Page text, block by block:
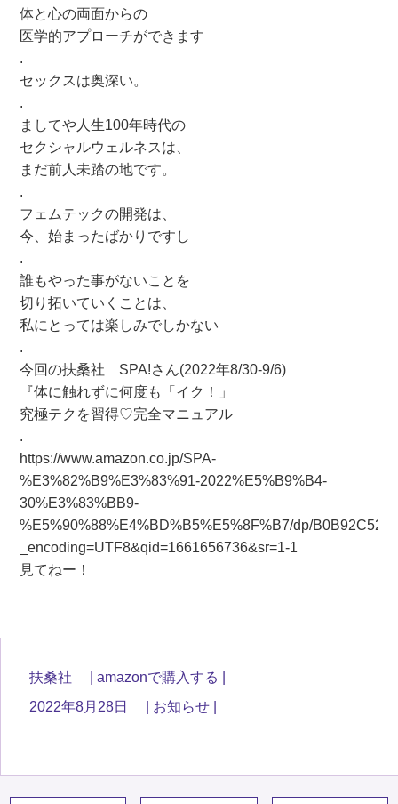
体と心の両面からの
医学的アプローチができます
.
セックスは奥深い。
.
ましてや人生100年時代の
セクシャルウェルネスは、
まだ前人未踏の地です。
.
フェムテックの開発は、
今、始まったばかりですし
.
誰もやった事がないことを
切り拓いていくことは、
私にとっては楽しみでしかない
.
今回の扶桑社 SPA!さん(2022年8/30-9/6)
『体に触れずに何度も「イク！」
究極テクを習得♡完全マニュアル
.
https://www.amazon.co.jp/SPA-
%E3%82%B9%E3%83%91-2022%E5%B9%B4-
30%E3%83%BB9-
%E5%90%88%E4%BD%B5%E5%8F%B7/dp/
_encoding=UTF8&qid=1661656736&sr=1-1
見てねー！
扶桑社
amazonで購入する
2022年8月28日
お知らせ